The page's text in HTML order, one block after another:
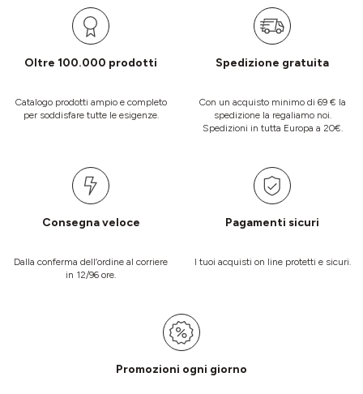
Oltre 100.000 prodotti
Catalogo prodotti ampio e completo
per soddisfare tutte le esigenze.
Spedizione gratuita
Con un acquisto minimo di 69 € la
spedizione la regaliamo noi.
Spedizioni in tutta Europa a 20€.
Consegna veloce
Dalla conferma dell’ordine al corriere
in 12/96 ore.
Pagamenti sicuri
I tuoi acquisti on line protetti e sicuri.
Promozioni ogni giorno